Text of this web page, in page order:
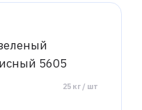
5605
25 кг / шт